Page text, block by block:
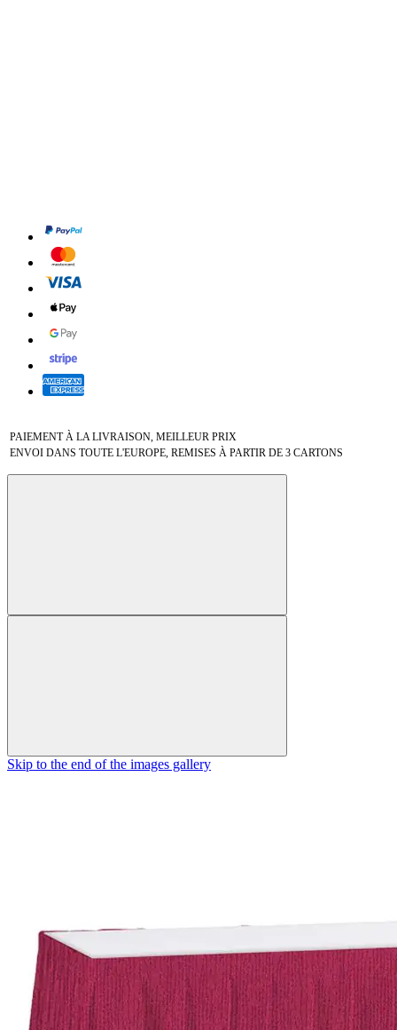
PAIEMENT À LA LIVRAISON, MEILLEUR PRIX
ENVOI DANS TOUTE L'EUROPE, REMISES À PARTIR DE 3 CARTONS
Skip to the end of the images gallery